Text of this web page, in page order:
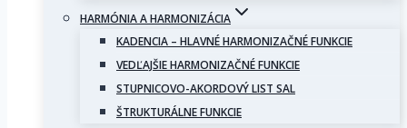
HARMÓNIA A HARMONIZÁCIA
KADENCIA – HLAVNÉ HARMONIZAČNÉ FUNKCIE
VEDĽAJŠIE HARMONIZAČNÉ FUNKCIE
STUPNICOVO-AKORDOVÝ LIST SAL
ŠTRUKTURÁLNE FUNKCIE